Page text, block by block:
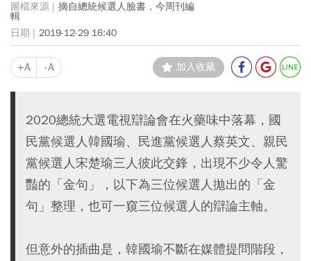
摘自總統候選人臉書，今周刊編
輯
2019-12-29 16:40
+A -A 加入收藏
2020總統大選電視辯論會在火藥味中落幕，國
民黨候選人韓國瑜、民進黨候選人蔡英文、親民
黨候選人宋楚瑜三人彼此交鋒，出現不少令人驚
豔的「金句」，以下為三位候選人拋出的「金
句」整理，也可一窺三位候選人的辯論主軸。
但意外的插曲是，韓國瑜不斷在媒體提問階段，